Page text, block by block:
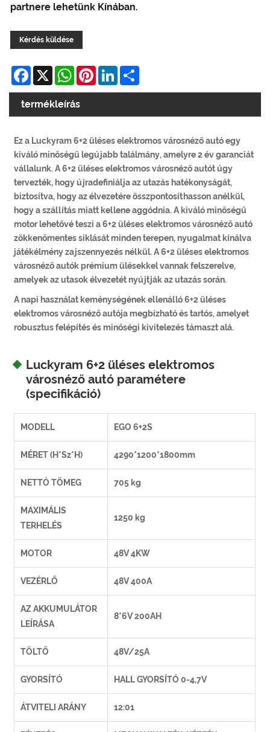
partnere lehetünk Kínában.
Kérdés küldése
Facebook
X WhatsApp
Pinterest
LinkedIn
termékleírás
Ez a Luckyram 6+2 üléses elektromos városnéző autó egy
kiváló minőségű legújabb találmány, amelyre 2 év garanciát
vállalunk. A 6+2 üléses elektromos városnéző autót úgy
tervezték, hogy újradefiniálja az utazás hatékonyságát,
biztosítva, hogy az élvezetére összpontosíthasson anélkül,
hogy a szállítás miatt kellene aggódnia. A kiváló minőségű
motor lehetővé teszi a 6+2 üléses elektromos városnéző autó
zökkenőmentes siklását minden terepen, nyugalmat kínálva
játékélmény zajszennyezés nélkül. A 6+2 üléses elektromos
városnéző autók prémium ülésekkel vannak felszerelve,
amelyek az utasok élvezetét nyújtják az utazás során.
A napi használat keménységének ellenálló 6+2 üléses
elektromos városnéző autója megbízható és tartós, amelyet
robusztus felépítés és minőségi kivitelezés támaszt alá.
Luckyram 6+2 üléses elektromos
városnéző autó paramétere
(specifikáció)
MODELL EGO 6+2S
MÉRET (H*Sz*H) 4290*1200*1800mm
NETTÓ TÖMEG 705 kg
MAXIMÁLIS
TERHELÉS
1250 kg
MOTOR 48V 4KW
VEZÉRLŐ 48V 400A
AZ AKKUMULÁTOR
LEÍRÁSA
8*6V 200AH
TÖLTŐ 48V/25A
GYORSÍTÓ HALL GYORSÍTÓ 0-4,7V
ÁTVITELI ARÁNY 12:01